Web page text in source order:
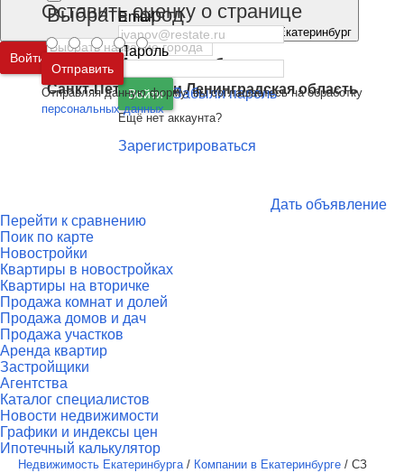
Екатеринбург
Войти
Дать объявление
Перейти к сравнению
Поик по карте
Новостройки
Квартиры в новостройках
Квартиры на вторичке
Продажа комнат и долей
Продажа домов и дач
Продажа участков
Аренда квартир
Застройщики
Агентства
Каталог специалистов
Новости недвижимости
Графики и индексы цен
Ипотечный калькулятор
Выбрать город
Москва и
Московская область
Санкт-Петербург иЛенинградская область
Email
Пароль
Войти Забыли пароль
Ещё нет аккаунта?
Зарегистрироваться
Недвижимость Екатеринбурга/ Компании в Екатеринбурге / СЗ
Оставить оценку о странице
Отправить
Отправляя данную форму, вы соглашаетесь на обработку
персональных данных